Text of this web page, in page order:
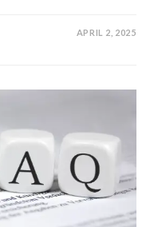
APRIL 2, 2025